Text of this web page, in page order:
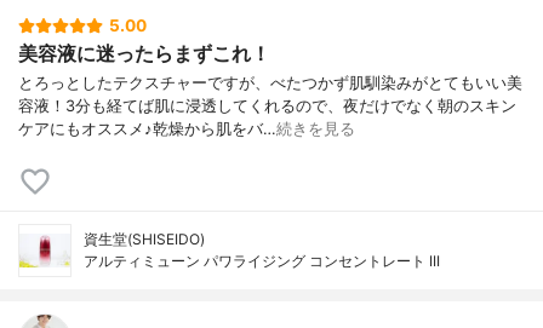
5.00
美容液に迷ったらまずこれ！
とろっとしたテクスチャーですが、べたつかず肌馴染みがとてもいい美
容液！3分も経てば肌に浸透してくれるので、夜だけでなく朝のスキン
ケアにもオススメ♪乾燥から肌をバ…続きを見る
資生堂(SHISEIDO)
アルティミューン パワライジング コンセントレート III